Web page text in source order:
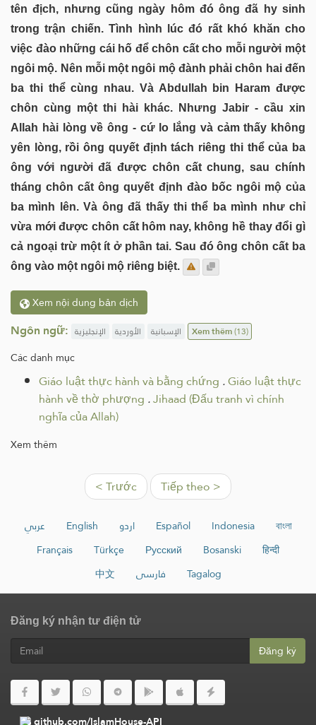
tên địch, nhưng cũng ngày hôm đó ông đã hy sinh
trong trận chiến. Tình hình lúc đó rất khó khăn cho
việc đào những cái hố để chôn cất cho mỗi người một
ngôi mộ. Nên mỗi một ngôi mộ đành phải chôn hai đến
ba thi thể cùng nhau. Và Abdullah bin Haram được
chôn cùng một thi hài khác. Nhưng Jabir - cầu xin
Allah hài lòng về ông - cứ lo lắng và cảm thấy không
yên lòng, rồi ông quyết định tách riêng thi thể của ba
ông với người đã được chôn cất chung, sau chính
tháng chôn cất ông quyết định đào bốc ngôi mộ của
ba mình lên. Và ông đã thấy thi thể ba mình như chỉ
vừa mới được chôn cất hôm nay, không hề thay đổi gì
cả ngoại trừ một ít ở phần tai. Sau đó ông chôn cất ba
ông vào một ngôi mộ riêng biệt.
Xem nội dung bản dịch
Ngôn ngữ: الإنجليزية الأوردية الإسبانية Xem thêm(13)
Các danh mục
Giáo luật thực hành và bằng chứng .Giáo luật thực
hành về thờ phượng .Jihaad (Đấu tranh vì chính
nghĩa của Allah)
Xem thêm
< Trước Tiếp theo >
عربي English اردو Español Indonesia
বাংলা
Français
Türkçe Русский Bosanski
हिन्दी
中文
فارسی Tagalog
Đăng ký nhận tư điện tử
Đăng ký
github.com/IslamHouse-API